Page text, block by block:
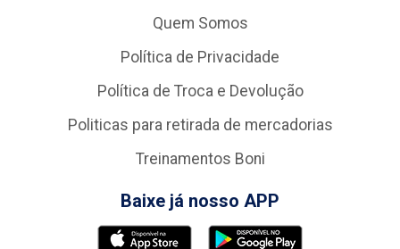
Quem Somos
Política de Privacidade
Política de Troca e Devolução
Politicas para retirada de mercadorias
Treinamentos Boni
Baixe já nosso APP